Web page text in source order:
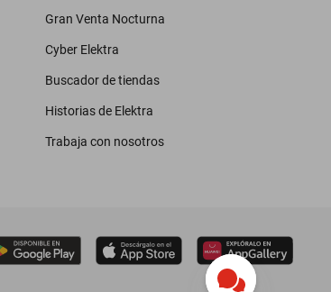
Gran Venta Nocturna
Cyber Elektra
Buscador de tiendas
Historias de Elektra
Trabaja con nosotros